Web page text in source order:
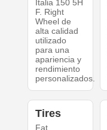
Italia 150 5H
F. Right
Wheel de
alta calidad
utilizado
para una
apariencia y
rendimiento
personalizados.
Tires
Fat